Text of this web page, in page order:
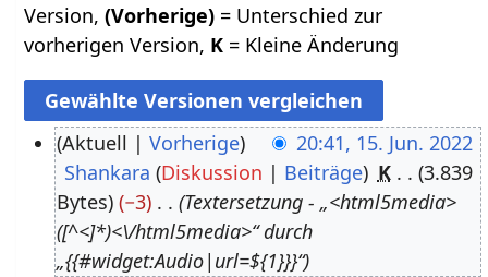
Version,(Vorherige) = Unterschied zur
vorherigen Version, K = Kleine Änderung
Aktuell Vorherige
20:41, 15. Jun. 2022
Shankara Diskussion Beiträge K
3.839
Bytes
−3
Textersetzung - „<html5media>
([^<]*)<\/html5media>“ durch
„{{#widget:Audio|url=${1}}}“